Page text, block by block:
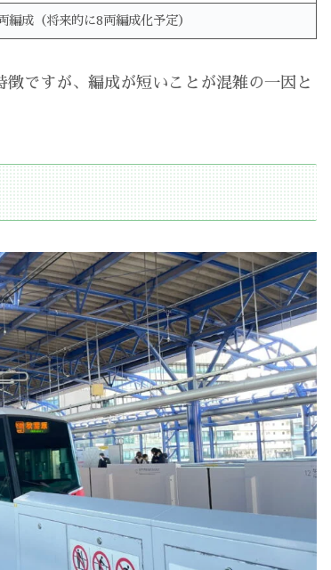
編成（将来的に8両編成化予定）
ですが、編成が短いことが混雑の一因と